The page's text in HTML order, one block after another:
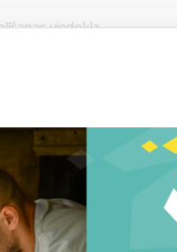
viedokļa.
un aizvēruši tos.
lietotājiem nerādītu
un aizvēruši tos.
logs.